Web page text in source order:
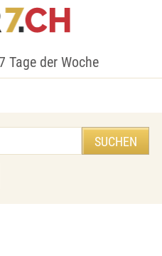
Tage der Woche